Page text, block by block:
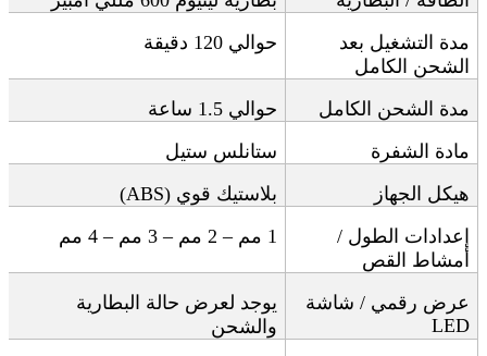
مدة التشغيل بعد
الشحن الكامل
حوالي 120 دقيقة
مدة الشحن الكامل
حوالي 1.5 ساعة
مادة الشفرة
ستانلس ستيل
هيكل الجهاز
بلاستيك قوي(ABS)
إعدادات الطول /
أمشاط القص
1 مم – 2 مم – 3 مم – 4 مم
عرض رقمي / شاشة
LED
يوجد لعرض حالة البطارية
والشحن